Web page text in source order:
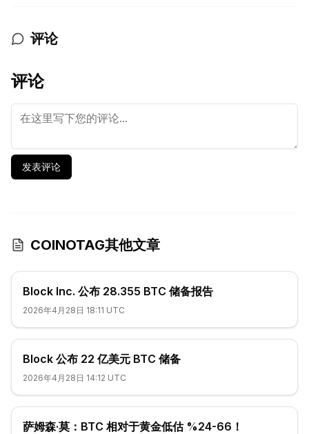
评论
评论
发表评论
COINOTAG其他文章
Block Inc. 公布 28.355 BTC 储备报告
2026年4月28日 18:11 UTC
Block 公布 22 亿美元 BTC 储备
2026年4月28日 14:12 UTC
萨姆森·莫：BTC 相对于黄金低估 %24-66！